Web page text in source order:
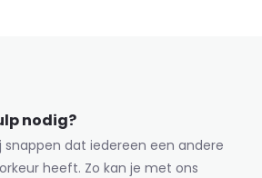
nodig?
snappen dat iedereen een andere
heeft. Zo kan je met ons